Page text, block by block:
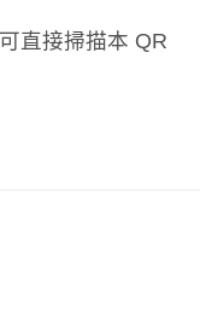
直接掃描本 QR